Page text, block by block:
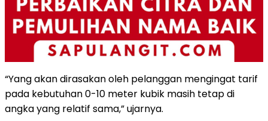
“Yang akan dirasakan oleh pelanggan mengingat tarif
pada kebutuhan 0-10 meter kubik masih tetap di
angka yang relatif sama,” ujarnya.